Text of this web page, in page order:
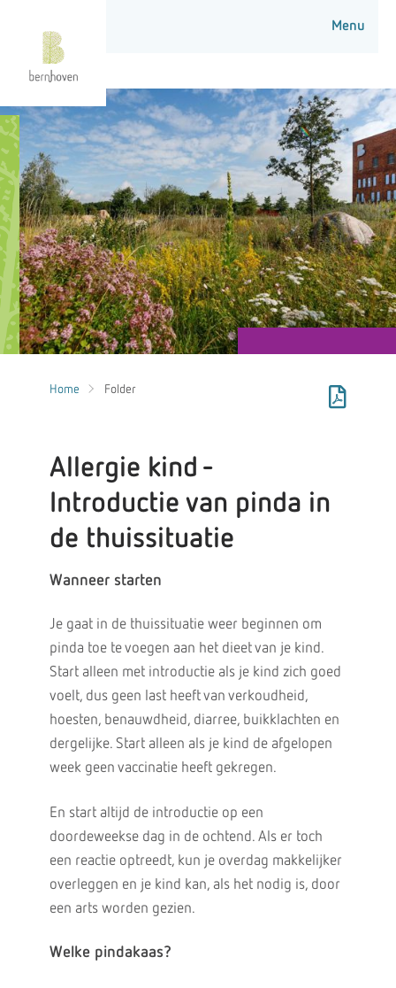
Home Folder
Allergie kind -
Introductie van pinda in
de thuissituatie
Wanneer starten
Je gaat in de thuissituatie weer beginnen om
pinda toe te voegen aan het dieet van je kind.
Start alleen met introductie als je kind zich goed
voelt, dus geen last heeft van verkoudheid,
hoesten, benauwdheid, diarree, buikklachten en
dergelijke. Start alleen als je kind de afgelopen
week geen vaccinatie heeft gekregen.
En start altijd de introductie op een
doordeweekse dag in de ochtend. Als er toch
een reactie optreedt, kun je overdag makkelijker
overleggen en je kind kan, als het nodig is, door
een arts worden gezien.
Welke pindakaas?